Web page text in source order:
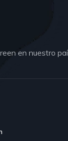
en nuestro